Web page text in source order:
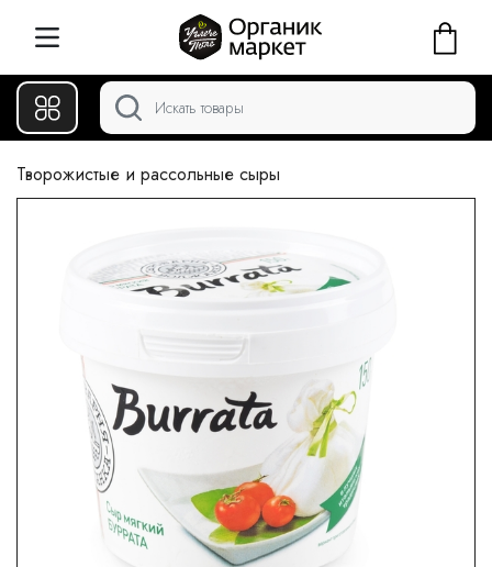
Творожистые и рассольные сыры